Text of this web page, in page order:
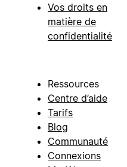
Vos droits en
matière de
confidentialité
Ressources
Centre d’aide
Tarifs
Blog
Communauté
Connexions